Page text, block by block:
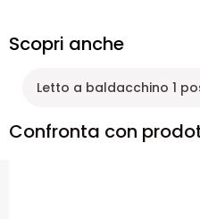
Scopri anche
Letto a baldacchino 1
Confronta con